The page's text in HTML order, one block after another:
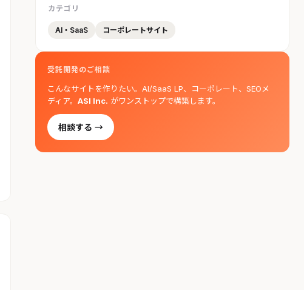
カテゴリ
AI・SaaS コーポレートサイト
受託開発のご相談
こんなサイトを作りたい。AI/SaaS LP、コーポレート、SEOメ
ディア。ASI Inc. がワンストップで構築します。
相談する →